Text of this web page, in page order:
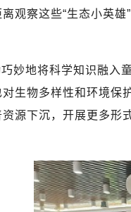
观察这些“生态小英
妙地将科学知识融入
生物多样性和环境保
源下沉，开展更多形